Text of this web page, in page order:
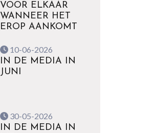
VOOR ELKAAR
WANNEER HET
EROP AANKOMT
10-06-2026
IN DE MEDIA IN
JUNI
30-05-2026
IN DE MEDIA IN